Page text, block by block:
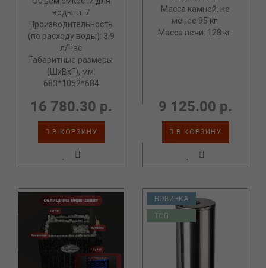
воды, л: 7
Производительность
(по расходу воды): 3.9
л/час
Габаритные размеры
(ШхВхГ), мм:
683*1052*684
16 780.30 р.
В КОРЗИНУ
Масса камней: не
менее 95 кг.
Масса печи: 128 кг.
9 125.00 р.
В КОРЗИНУ
НОВИНКА
ТОП